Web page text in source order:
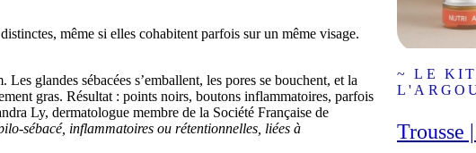
même si elles cohabitent parfois sur un même visage.
glandes sébacées s’emballent, les pores se bouchent, et la
gras. Résultat : points noirs, boutons inflammatoires, parfois
Ly, dermatologue membre de la Société Française de
sébacé, inflammatoires ou rétentionnelles, liées à
~ LE
Trousse